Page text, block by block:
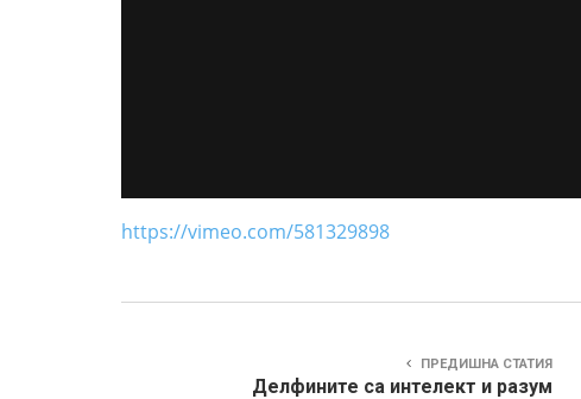
https://vimeo.com/581329898
ПРЕДИШНА СТАТИЯ
Делфините са интелект и разум